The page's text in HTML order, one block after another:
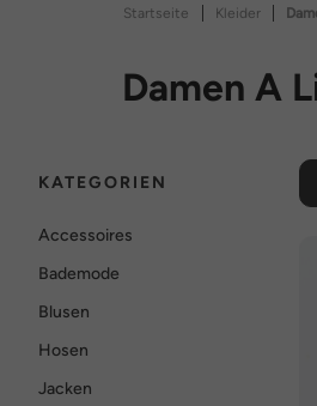
Startseite | Kleider |
Damen A
KATEGORIEN
Accessoires
Bademode
Blusen
Hosen
Jacken